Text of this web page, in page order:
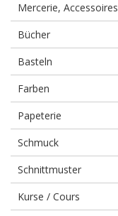
Mercerie, Accessoires
Bücher
Basteln
Farben
Papeterie
Schmuck
Schnittmuster
Kurse / Cours